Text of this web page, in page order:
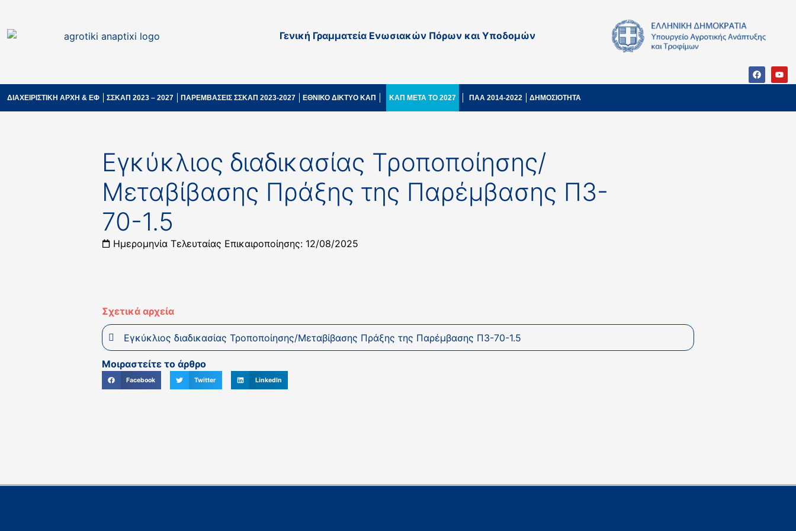
Γενική Γραμματεία Ενωσιακών Πόρων και Υποδομών
ΔΙΑΧΕΙΡΙΣΤΙΚΗ ΑΡΧΗ & ΕΦ ΣΣΚΑΠ 2023 – 2027 ΠΑΡΕΜΒΑΣΕΙΣ ΣΣΚΑΠ 2023-2027 ΕΘΝΙΚΟ ΔΙΚΤΥΟ ΚΑΠ ΚΑΠ ΜΕΤΑ ΤΟ 2027 ΠΑΑ 2014-2022 ΔΗΜΟΣΙΟΤΗΤΑ
Εγκύκλιος διαδικασίας Τροποποίησης/
Μεταβίβασης Πράξης της Παρέμβασης Π3-
70-1.5
Ημερομηνία Τελευταίας Επικαιροποίησης: 12/08/2025
Σχετικά αρχεία
Εγκύκλιος διαδικασίας Τροποποίησης/Μεταβίβασης Πράξης της Παρέμβασης Π3-70-1.5
Μοιραστείτε το άρθρο
Facebook Twitter LinkedIn